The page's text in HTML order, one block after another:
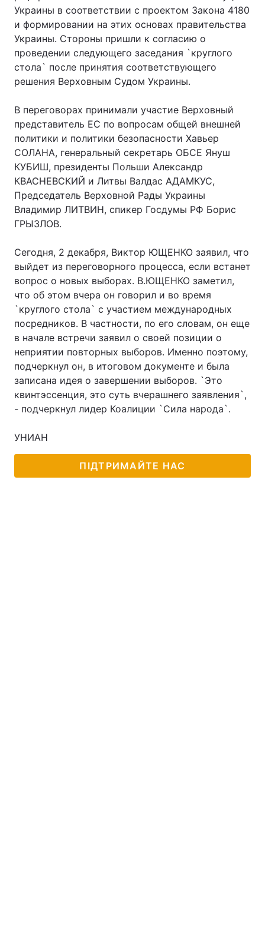
Украины в соответствии с проектом Закона 4180
и формировании на этих основах правительства
Украины. Стороны пришли к согласию о
проведении следующего заседания `круглого
стола` после принятия соответствующего
решения Верховным Судом Украины.
В переговорах принимали участие Верховный
представитель ЕС по вопросам общей внешней
политики и политики безопасности Хавьер
СОЛАНА, генеральный секретарь ОБСЕ Януш
КУБИШ, президенты Польши Александр
КВАСНЕВСКИЙ и Литвы Валдас АДАМКУС,
Председатель Верховной Рады Украины
Владимир ЛИТВИН, спикер Госдумы РФ Борис
ГРЫЗЛОВ.
Сегодня, 2 декабря, Виктор ЮЩЕНКО заявил, что
выйдет из переговорного процесса, если встанет
вопрос о новых выборах. В.ЮЩЕНКО заметил,
что об этом вчера он говорил и во время
`круглого стола` с участием международных
посредников. В частности, по его словам, он еще
в начале встречи заявил о своей позиции о
неприятии повторных выборов. Именно поэтому,
подчеркнул он, в итоговом документе и была
записана идея о завершении выборов. `Это
квинтэссенция, это суть вчерашнего заявления`,
- подчеркнул лидер Коалиции `Сила народа`.
УНИАН
ПІДТРИМАЙТЕ НАС